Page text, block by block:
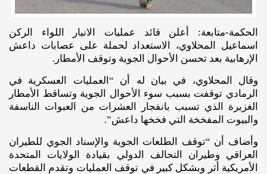
الحكمة-متابعة: أعلن قائد عمليات الانبار اللواء الركن
اسماعيل المحلاوي، الاستعداد لحملة على عصابات داعش
الإرهابية بعد تحسن الأحوال الجوية وتوقف الأمطار.
وقال المحلاوي، في بيان له أن “العمليات العسكرية في
الرمادي توقفت بسبب سوء الأحوال الجوية وتساقط الأمطار
الغزيرة الذي تسبب بانفجار العشرات من العبوات الناسفة
والبيوت المفخخة التي فخخها داعش”.
وأضاف أن “توقف الطلعات الجوية والإسناد الجوي للطيران
العراقي وطيران التحالف الدولي بقيادة الولايات المتحدة
الأمريكية أثر وبشكل كبير في توقف العمليات وتقدم القطعات